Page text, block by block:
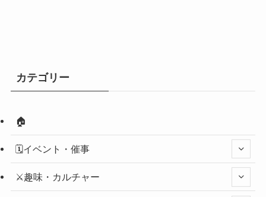
カテゴリー
🏠
🗓️イベント・催事
⚔️趣味・カルチャー